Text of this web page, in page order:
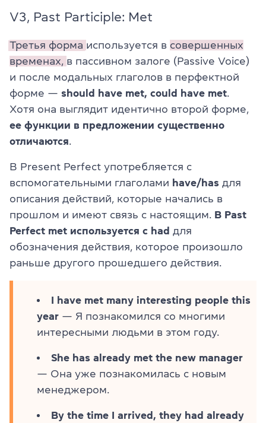
V3, Past Participle: Met
Третья форма используется в совершенных
временах,
в пассивном залоге (Passive Voice)
и после модальных глаголов в перфектной
форме — should have met, could have met
Хотя она выглядит идентично второй форме,
ее функции в предложении существенно
отличаются
В Present Perfect употребляется с
вспомогательными глаголами have/has для
описания действий, которые начались в
прошлом и имеют связь с настоящим. В Past
Perfect met используется с had для
обозначения действия, которое произошло
раньше другого прошедшего действия.
I have met many interesting people this
year — Я познакомился со многими
интересными людьми в этом году.
She has already met the new manager
— Она уже познакомилась с новым
менеджером.
By the time I arrived, they had already